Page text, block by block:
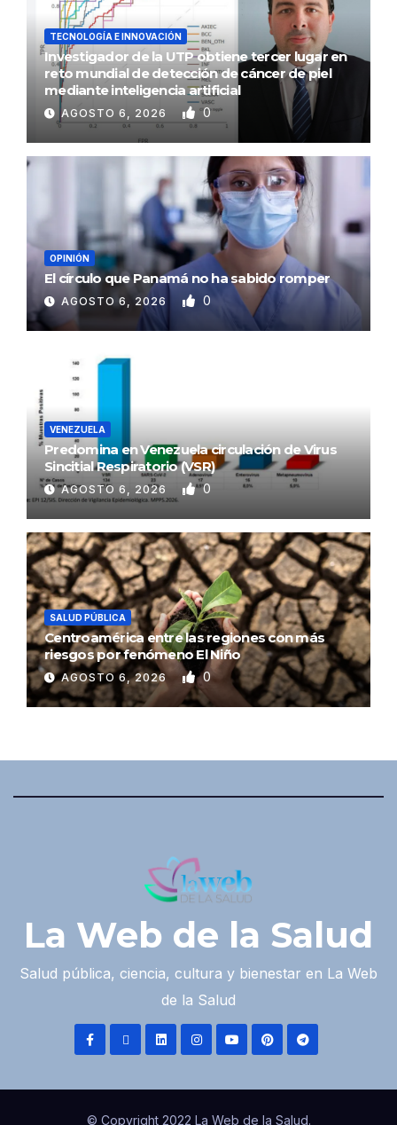
TECNOLOGÍA E INNOVACIÓN
Investigador de la UTP obtiene tercer lugar en
reto mundial de detección de cáncer de piel
mediante inteligencia artificial
AGOSTO 6, 2026 0
OPINIÓN
El círculo que Panamá no ha sabido romper
AGOSTO 6, 2026 0
VENEZUELA
Predomina en Venezuela circulación de Virus
Sincitial Respiratorio (VSR)
AGOSTO 6, 2026 0
SALUD PÚBLICA
Centroamérica entre las regiones con más
riesgos por fenómeno El Niño
AGOSTO 6, 2026 0
La Web de la Salud
Salud pública, ciencia, cultura y bienestar en La Web
de la Salud
© Copyright 2022 La Web de la Salud.